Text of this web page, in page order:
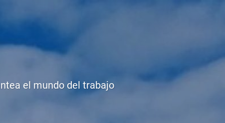
el mundo del trabajo